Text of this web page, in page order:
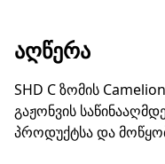
ᲐᲦᲬᲔᲠᲐ
SHD C ზომის
გაჟონვის
პროდუქტსა და